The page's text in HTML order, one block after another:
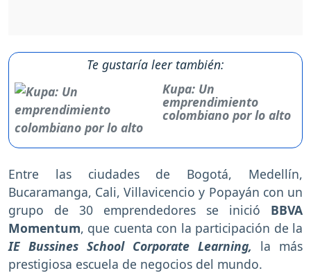
Te gustaría leer también:
Kupa: Un
emprendimiento
colombiano por lo alto
Entre las ciudades de Bogotá, Medellín,
Bucaramanga, Cali, Villavicencio y Popayán con un
grupo de 30 emprendedores se inició BBVA
Momentum, que cuenta con la participación de la
IE Bussines School Corporate Learning, la más
prestigiosa escuela de negocios del mundo.